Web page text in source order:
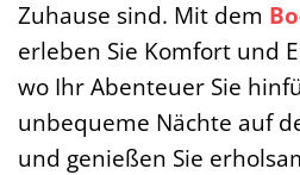
Zuhause sind. Mit dem
erleben Sie Komfort und
wo Ihr Abenteuer Sie
unbequeme Nächte auf
und genießen Sie